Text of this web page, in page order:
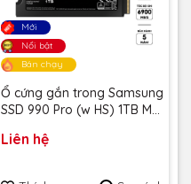
Mới
Nổi bật
Bán chạy
Ổ cứng gắn trong Samsung
SSD 990 Pro (w HS) 1TB M2
Bảo hành 5 năm
Liên hệ